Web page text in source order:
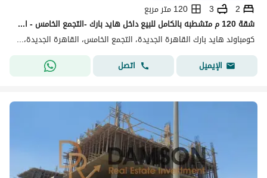
2
3
120 متر مربع
شقة 120 م متشطبه بالكامل للبيع داخل هايد بارك -التجمع الخامس - القاهره الجديده - بأقل مقدم وتقسيط 8 سنوات -استلم بعد سنه - 2 غرف
كومباوند هايد بارك القاهرة الجديدة، التجمع الخامس، القاهرة الجديدة، القاهرة
الإيميل
اتصل